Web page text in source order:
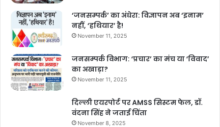
‘जनसम्पर्क’ का अंधेरा: विज्ञापन अब ‘इनाम’
नहीं, ‘हथियार’ है!
November 11, 2025
जनसम्पर्क विभाग: ‘प्रचार’ का मंच या ‘विवाद’
का अखाड़ा?
November 11, 2025
दिल्ली एयरपोर्ट पर AMSS सिस्टम फेल, डॉ.
वंदना सिंह ने जताई चिंता
November 8, 2025